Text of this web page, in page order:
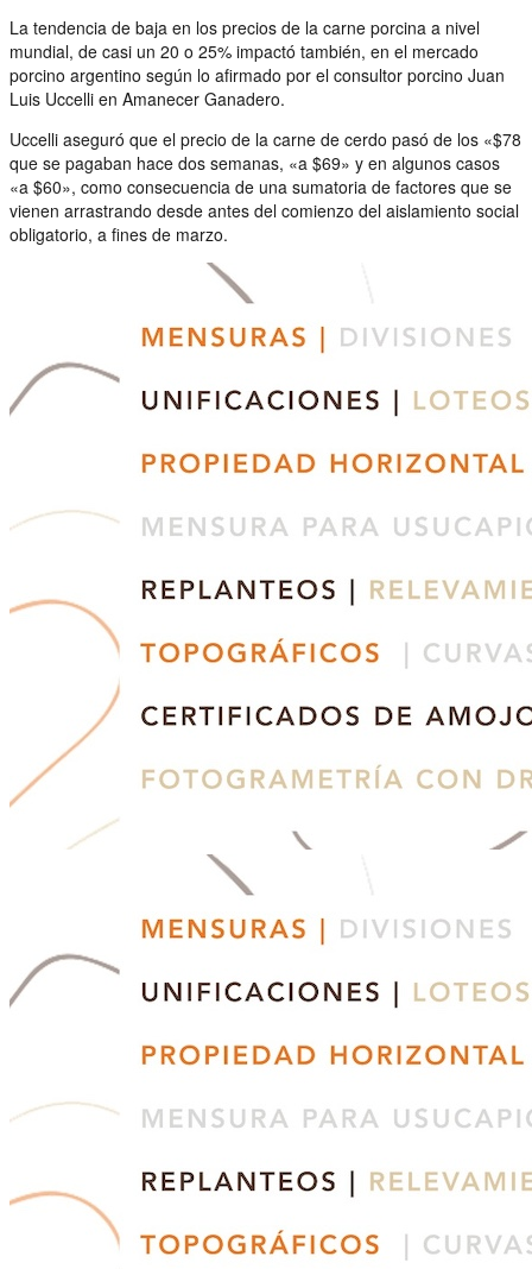
La tendencia de baja en los precios de la carne porcina a nivel
mundial, de casi un 20 o 25% impactó también, en el mercado
porcino argentino según lo afirmado por el consultor porcino Juan
Luis Uccelli en Amanecer Ganadero.
Uccelli aseguró que el precio de la carne de cerdo pasó de los «$78
que se pagaban hace dos semanas, «a $69» y en algunos casos
«a $60», como consecuencia de una sumatoria de factores que se
vienen arrastrando desde antes del comienzo del aislamiento social
obligatorio, a fines de marzo.